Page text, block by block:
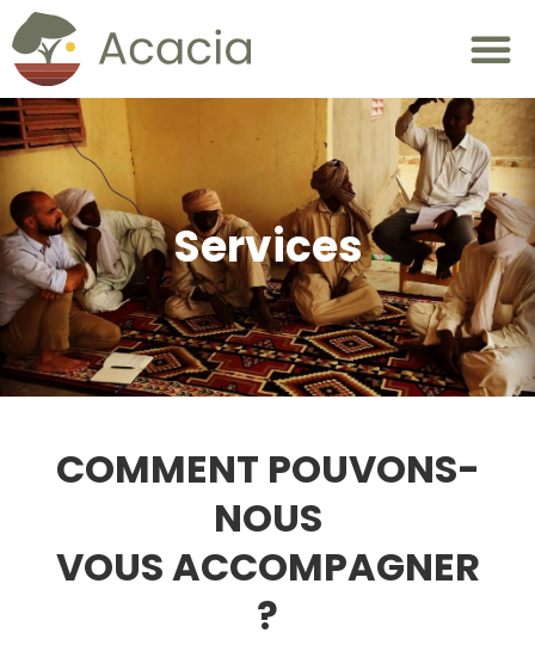
Services
COMMENT POUVONS-
NOUS
VOUS ACCOMPAGNER
?